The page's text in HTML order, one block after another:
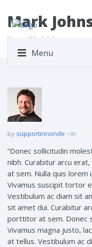
Menu
Mark
Home / Mark Johnson
by supportinnonde in
“Donec sollicitudin
nibh. Curabitur arcu
at sem. Nulla quis lorem
Vivamus suscipit tortor
Vestibulum ac diam sit
sit amet dui. Curabitur
porttitor at sem. Donec
Vivamus magna justo,
at tellus. Vestibulum ac